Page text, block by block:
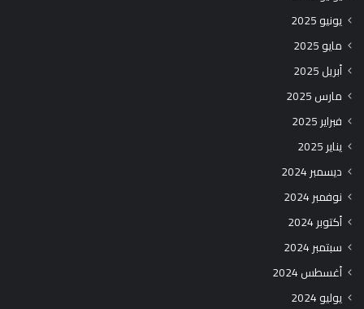
يونيو 2025
مايو 2025
أبريل 2025
مارس 2025
فبراير 2025
يناير 2025
ديسمبر 2024
نوفمبر 2024
أكتوبر 2024
سبتمبر 2024
أغسطس 2024
يوليو 2024